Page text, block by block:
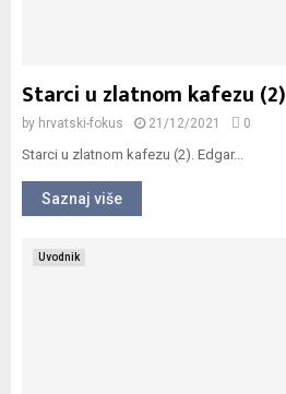
Starci u zlatnom kafezu (2)
by hrvatski-fokus 21/12/2021 0
Starci u zlatnom kafezu (2). Edgar...
Saznaj više
Uvodnik